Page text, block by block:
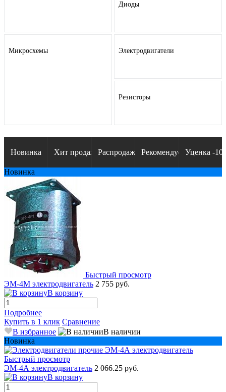
Диоды
Микросхемы Электродвигатели
Резисторы
Новинка Хит продаж Распродажа РекомендуемУценка -
Новинка
Быстрый просмотр
ЭМ-4М электродвигатель 2 755 руб.
В корзину
Подробнее
Купить в 1 клик Сравнение
В избранное
В наличии
Новинка
Быстрый просмотр
ЭМ-4А электродвигатель 2 066.25 руб.
В корзину